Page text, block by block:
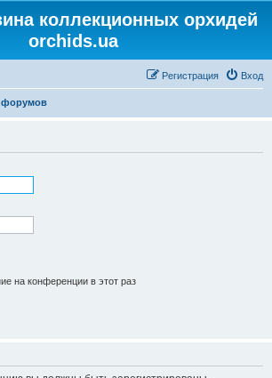
коллекционных орхидей
orchids.ua
Вход
Регистрация
форумов
на конференции в этот раз